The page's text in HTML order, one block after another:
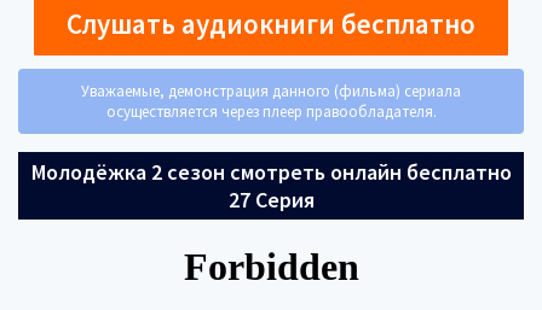
Слушать аудиокниги бесплатно
Уважаемые, демонстрация данного (фильма) сериала
осуществляется через плеер правообладателя.
Молодёжка 2 сезон смотреть онлайн бесплатно
27 Серия